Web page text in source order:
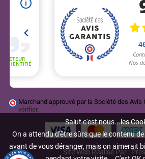
Salut c'est nous...les
On a attendu d'être sûrs que le contenu
avant de vous déranger, mais on aimerait
Marchand approuvé par la Société des Avis
vérifier.
Site Web Réalisé Par :